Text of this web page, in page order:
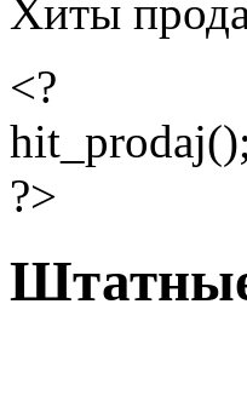
Хиты
<?
hit_prodaj();
?>